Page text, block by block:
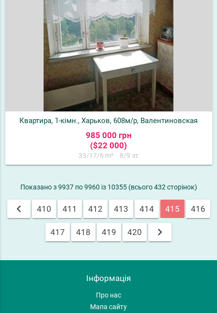
Квартира, 1-кімн., Харьков, 608м/р, Валентиновская
985 000 грн
($22 000)
33/17/6 m² 8/9 эт
Показано з 9937 по 9960 із 10355 (всього 432 сторінок)
chevron_left 410 411 412 413 414 415 416
417 418 419 420 chevron_right
Інформація
Про нас
Мапа сайту